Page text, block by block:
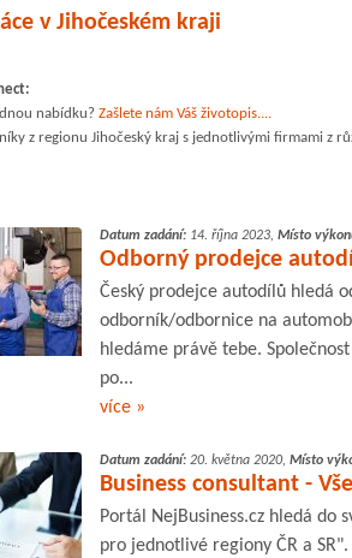
v Jihočeském kraji
nabídku? Zašlete nám Váš životopis....
z regionu Jihočeský kraj s jednotlivými firmami z
Datum zadání: 14. října 2023, Místo
Odborný prodejce
Český prodejce autodílů hledá
odborník/odbornice na
hledáme právě tebe.
po...
více »
Datum zadání: 20. května 2020, Místo
Business consultant -
Portál NejBusiness.cz hledá do
pro jednotlivé regiony ČR a